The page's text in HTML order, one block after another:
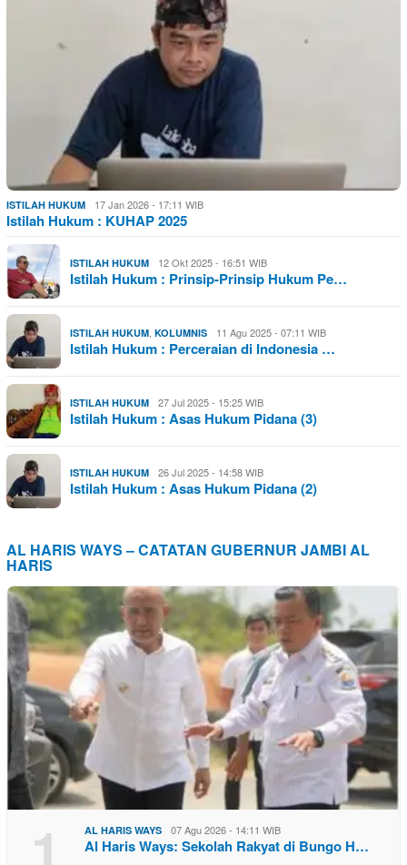
ISTILAH HUKUM 17 Jan 2026 - 17:11 WIB
Istilah Hukum : KUHAP 2025
ISTILAH HUKUM 12 Okt 2025 - 16:51 WIB
Istilah Hukum : Prinsip-Prinsip Hukum Pe…
ISTILAH HUKUM KOLUMNIS 11 Agu 2025 - 07:11 WIB
Istilah Hukum : Perceraian di Indonesia …
ISTILAH HUKUM 27 Jul 2025 - 15:25 WIB
Istilah Hukum : Asas Hukum Pidana (3)
ISTILAH HUKUM 26 Jul 2025 - 14:58 WIB
Istilah Hukum : Asas Hukum Pidana (2)
AL HARIS WAYS – CATATAN GUBERNUR JAMBI AL
HARIS
1 AL HARIS WAYS 07 Agu 2026 - 14:11 WIB
Al Haris Ways: Sekolah Rakyat di Bungo H…